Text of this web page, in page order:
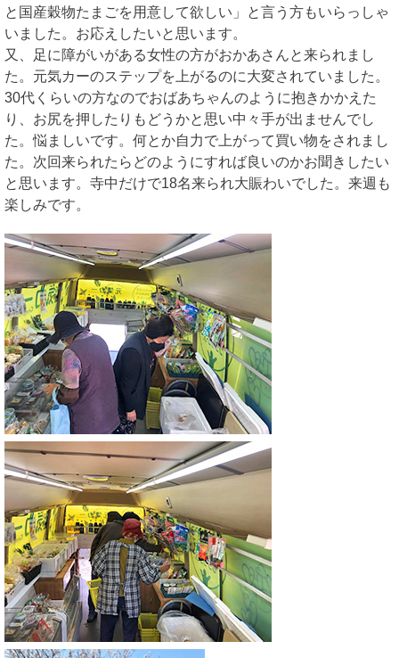
と国産穀物たまごを用意して欲しい」と言う方もいらっしゃ
いました。お応えしたいと思います。
又、足に障がいがある女性の方がおかあさんと来られまし
た。元気カーのステップを上がるのに大変されていました。
30代くらいの方なのでおばあちゃんのように抱きかかえた
り、お尻を押したりもどうかと思い中々手が出ませんでし
た。悩ましいです。何とか自力で上がって買い物をされまし
た。次回来られたらどのようにすれば良いのかお聞きしたい
と思います。寺中だけで18名来られ大賑わいでした。来週も
楽しみです。